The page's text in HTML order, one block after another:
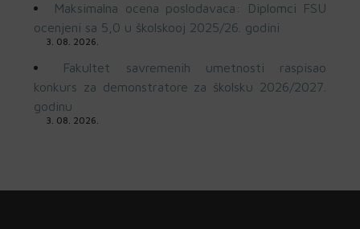
Maksimalna ocena poslodavaca: Diplomci FSU
ocenjeni sa 5,0 u školskooj 2025/26. godini
3. 08. 2026.
Fakultet savremenih umetnosti raspisao
konkurs za demonstratore za školsku 2026/2027.
godinu
3. 08. 2026.